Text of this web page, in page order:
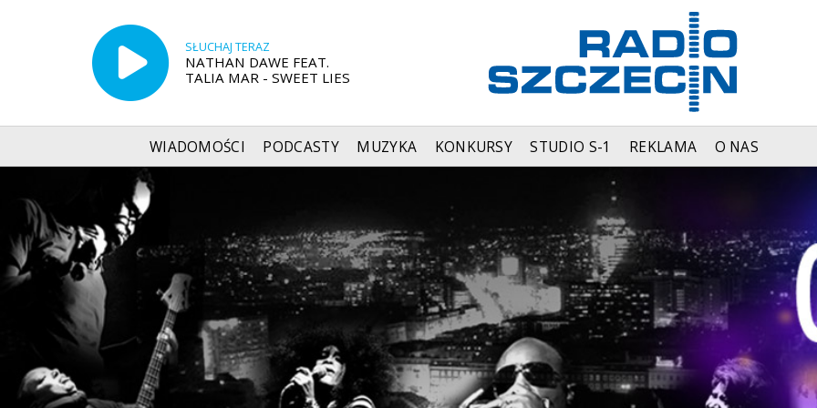
SŁUCHAJ TERAZ
NATHAN DAWE FEAT.
TALIA MAR - SWEET LIES
WIADOMOŚCI PODCASTY MUZYKA KONKURSY STUDIO S-1 REKLAMA O NAS